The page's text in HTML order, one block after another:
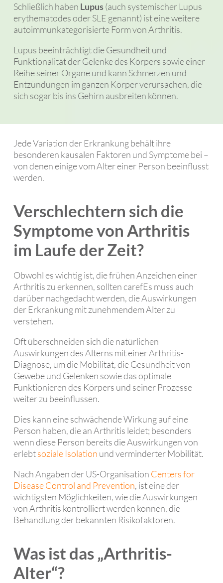
Schließlich haben Lupus(auch systemischer Lupus
erythematodes oder SLE genannt) ist eine weitere
autoimmunkategorisierte Form von Arthritis.
Lupus beeinträchtigt die Gesundheit und
Funktionalität der Gelenke des Körpers sowie einer
Reihe seiner Organe und kann Schmerzen und
Entzündungen im ganzen Körper verursachen, die
sich sogar bis ins Gehirn ausbreiten können.
Jede Variation der Erkrankung behält ihre
besonderen kausalen Faktoren und Symptome bei –
von denen einige vom Alter einer Person beeinflusst
werden.
Verschlechtern sich die
Symptome von Arthritis
im Laufe der Zeit?
Obwohl es wichtig ist, die frühen Anzeichen einer
Arthritis zu erkennen, sollten carefEs muss auch
darüber nachgedacht werden, die Auswirkungen
der Erkrankung mit zunehmendem Alter zu
verstehen.
Oft überschneiden sich die natürlichen
Auswirkungen des Alterns mit einer Arthritis-
Diagnose, um die Mobilität, die Gesundheit von
Gewebe und Gelenken sowie das optimale
Funktionieren des Körpers und seiner Prozesse
weiter zu beeinflussen.
Dies kann eine schwächende Wirkung auf eine
Person haben, die an Arthritis leidet; besonders
wenn diese Person bereits die Auswirkungen von
erlebtsoziale Isolation und verminderter Mobilität.
Nach Angaben der US-Organisation Centers for
Disease Control and Prevention, ist eine der
wichtigsten Möglichkeiten, wie die Auswirkungen
von Arthritis kontrolliert werden können, die
Behandlung der bekannten Risikofaktoren.
Was ist das „Arthritis-
Alter“?